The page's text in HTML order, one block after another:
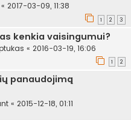
« 2017-03-09, 11:38
1 2 3
kenkia vaisingumui?
« 2016-03-19, 16:06
1 2
panaudojimą
« 2015-12-18, 01:11